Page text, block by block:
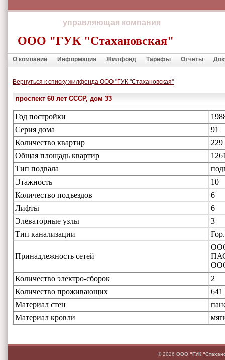
управляющая компания
ООО "ГУК "Стахановская"
О компании Информация Жилфонд Тарифы Отчеты
Вернуться к списку жилфонда ООО "ГУК "Стахановская"
проспект 60 лет СССР, дом 33
Год постройки
Серия дома
91
Количество квартир
229
Общая площадь квартир
Тип подвала
Этажность
10
Количество подъездов
6
Лифты
6
Элеваторные узлы
3
Тип канализации
Принадлежность сетей
Количество электро-сборок
2
Количество проживающих
641
Материал стен
Материал кровли
© 2026 ООО "ГУК